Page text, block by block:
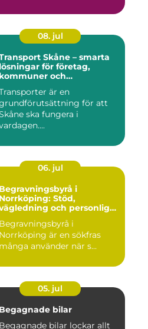
08. jul
Skåne – smarta
lösningar för företag,
kommuner och
är en
för att
ska fungera i
06. jul
Begravningsbyrå i
Norrköping: Stöd,
och personliga
Begravningsbyrå i
Norrköping är en sökfras
många använder när s...
05. jul
Begagnade bilar
Begagnade bilar lockar allt